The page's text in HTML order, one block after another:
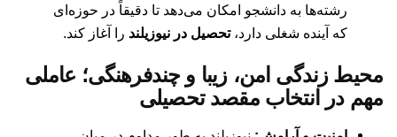
رشته‌ها به دانشجو امکان می‌دهد تا دقیقاً در حوزه‌ای
که آینده شغلی دارد،تحصیل در نیوزیلند را آغاز کند.
محیط زندگی امن، زیبا و چندفرهنگی؛ عاملی
مهم در انتخاب مقصد تحصیلی